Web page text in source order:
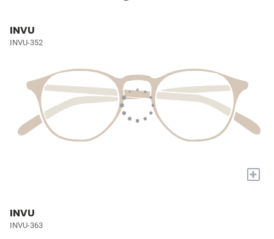
INVU
INVU-352
+
INVU
INVU-363